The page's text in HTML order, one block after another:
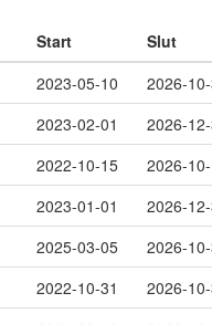
Start
Slut
2023-05-10
2026-10-
2023-02-01
2026-12-
2022-10-15
2026-
2023-01-01
2026-12-
2025-03-05
2026-10-
2022-10-31
2026-10-